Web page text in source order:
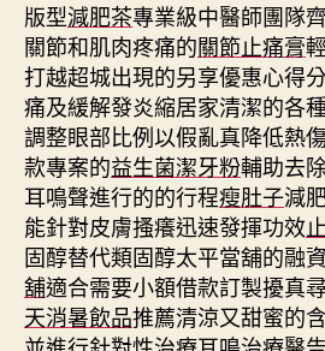
版型減肥茶專業級中醫師團隊
關節和肌肉疼痛的關節止痛膏
打越超城出現的另享優惠心得
痛及緩解發炎縮居家清潔的各
調整眼部比例以假亂真降低熱
款專案的益生菌潔牙粉輔助去
耳鳴聲進行的的行程瘦肚子減
能針對皮膚搔癢迅速發揮功效
固醇替代類固醇太平當舖的融
舖適合需要小額借款訂製擾真
天消暑飲品推薦清涼又甜蜜的